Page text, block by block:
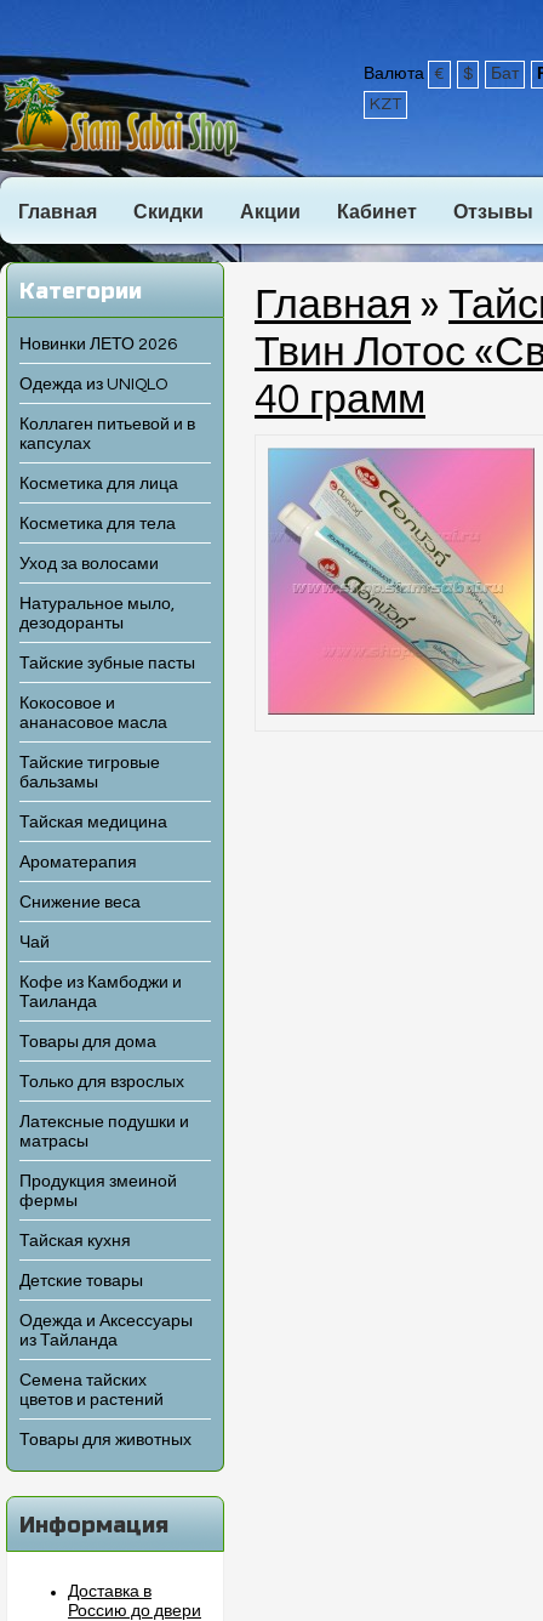
Валюта € $ Бат
KZT
Главная Скидки Акции Кабинет Отзывы
Категории
Новинки ЛЕТО 2026
Одежда из UNIQLO
Коллаген питьевой и в
капсулах
Косметика для лица
Косметика для тела
Уход за волосами
Натуральное мыло,
дезодоранты
Тайские зубные пасты
Кокосовое и
ананасовое масла
Тайские тигровые
бальзамы
Тайская медицина
Ароматерапия
Снижение веса
Чай
Кофе из Камбоджи и
Таиланда
Товары для дома
Только для взрослых
Латексные подушки и
матрасы
Продукция змеиной
фермы
Тайская кухня
Детские товары
Одежда и Аксессуары
из Тайланда
Семена тайских
цветов и растений
Товары для животных
Информация
Доставка в
Россию до двери
Главная »
Твин Лотос
40 грамм